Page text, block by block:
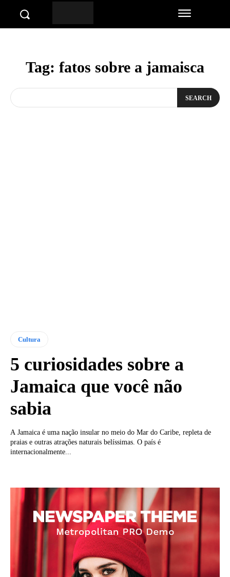
Tag: fatos sobre a jamaisca
SEARCH
Cultura
5 curiosidades sobre a
Jamaica que você não
sabia
A Jamaica é uma nação insular no meio do Mar do Caribe, repleta de
praias e outras atrações naturais belíssimas. O país é
internacionalmente...